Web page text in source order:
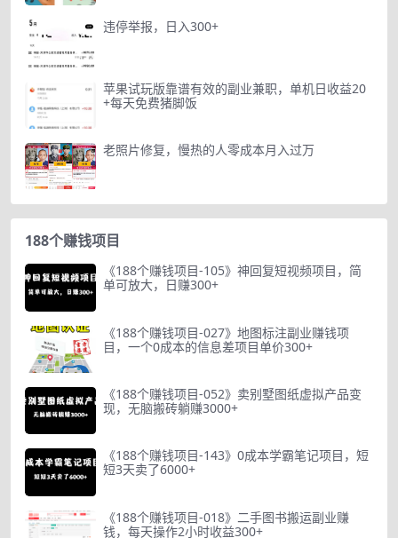
违停举报，日入300+
苹果试玩版靠谱有效的副业兼职，单机日收益20
+每天免费猪脚饭
老照片修复，慢热的人零成本月入过万
188个赚钱项目
《188个赚钱项目-105》神回复短视频项目，简
单可放大，日赚300+
《188个赚钱项目-027》地图标注副业赚钱项
目，一个0成本的信息差项目单价300+
《188个赚钱项目-052》卖别墅图纸虚拟产品变
现，无脑搬砖躺赚3000+
《188个赚钱项目-143》0成本学霸笔记项目，短
短3天卖了6000+
《188个赚钱项目-018》二手图书搬运副业赚
钱，每天操作2小时收益300+